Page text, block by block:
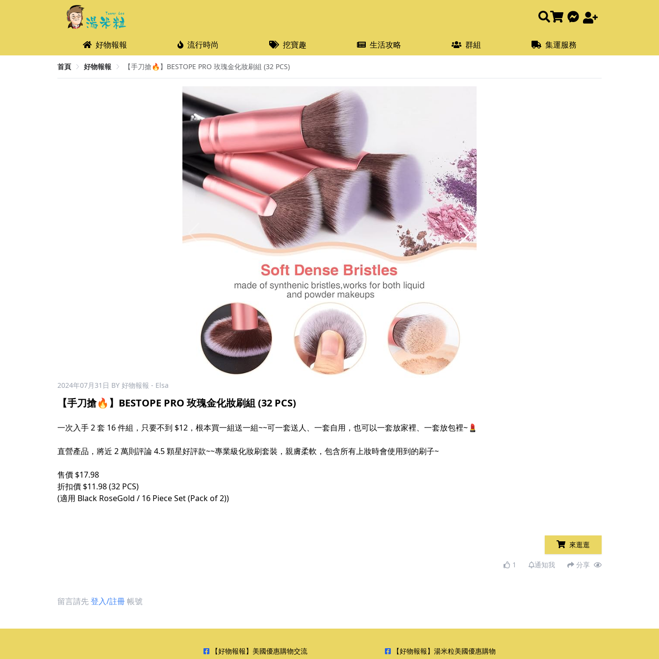
好物報報 流行時尚 挖寶趣 生活攻略 群組 集運服務
首頁 好物報報 【手刀搶🔥】BESTOPE PRO 玫瑰金化妝刷組 (32 PCS)
2024年07月31日 BY 好物報報 - Elsa
【手刀搶🔥】BESTOPE PRO 玫瑰金化妝刷組 (32 PCS)
一次入手 2 套 16 件組，只要不到 $12，根本買一組送一組~~可一套送人、一套自用，也可以一套放家裡、一套放包裡~💄
直營產品，將近 2 萬則評論 4.5 顆星好評款~~專業級化妝刷套裝，親膚柔軟，包含所有上妝時會使用到的刷子~
售價 $17.98
折扣價 $11.98 (32 PCS)
(適用 Black RoseGold / 16 Piece Set (Pack of 2))
來逛逛
1 通知我 分享
留言請先登入/註冊帳號
【好物報報】美國優惠購物交流 【好物報報】湯米粒美國優惠購物